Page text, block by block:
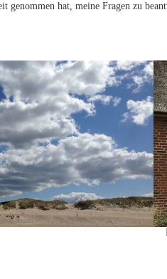
genommen hat, meine Fragen zu